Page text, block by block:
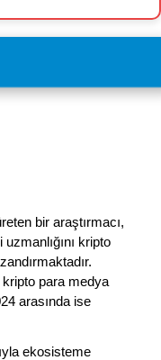
bir araştırmacı,
kripto
kripto para medya
arasında ise
ekosisteme